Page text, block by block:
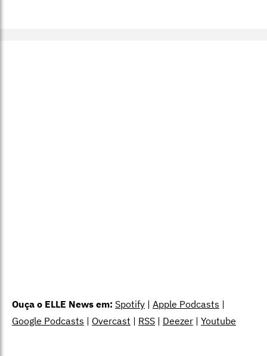
Ouça o ELLE News em: Spotify | Apple Podcasts |
Google Podcasts | Overcast | RSS | Deezer | Youtube